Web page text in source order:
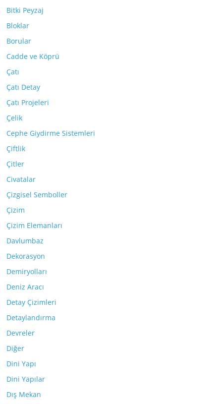
Bitki Peyzaj
Bloklar
Borular
Cadde ve Köprü
Çatı
Çatı Detay
Çatı Projeleri
Çelik
Cephe Giydirme Sistemleri
Çiftlik
Çitler
Civatalar
Çizgisel Semboller
Çizim
Çizim Elemanları
Davlumbaz
Dekorasyon
Demiryolları
Deniz Aracı
Detay Çizimleri
Detaylandırma
Devreler
Diğer
Dini Yapı
Dini Yapılar
Dış Mekan